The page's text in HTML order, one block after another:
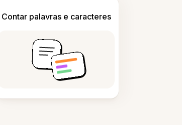
Contar palavras e caracteres